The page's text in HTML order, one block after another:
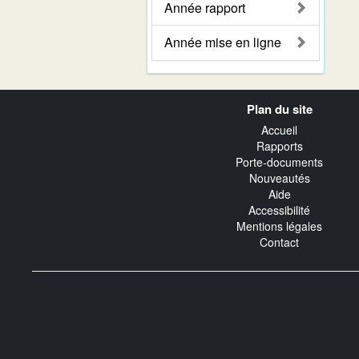
Année rapport
Année mise en ligne
Plan du site
Accueil
Rapports
Porte-documents
Nouveautés
Aide
Accessibilité
Mentions légales
Contact